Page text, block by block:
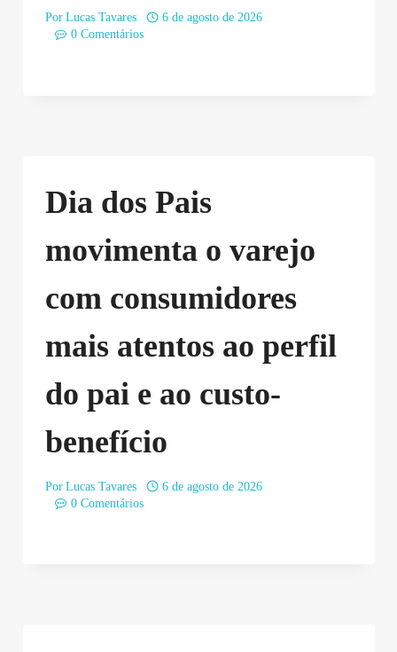
Por Lucas Tavares
6 de agosto de 2026
0 Comentários
Dia dos Pais
movimenta o varejo
com consumidores
mais atentos ao perfil
do pai e ao custo-
benefício
Por Lucas Tavares
6 de agosto de 2026
0 Comentários